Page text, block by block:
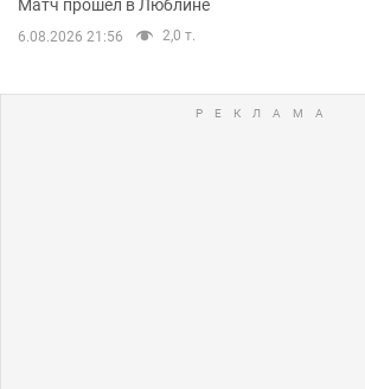
Матч прошел в Люблине
6.08.2026 21:56 2,0 т.